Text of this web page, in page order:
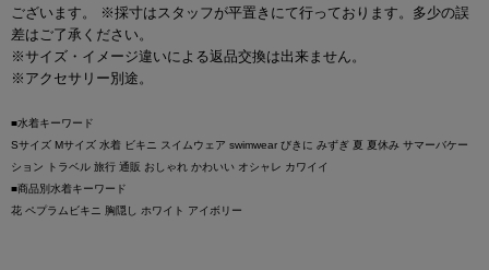
ございます。 ※採寸はスタッフが平置きにて行っております。多少の誤
差はご了承ください。
※サイズ・イメージ違いによる返品交換は出来ません。
※アクセサリー別途。
■水着キーワード
Sサイズ Mサイズ 水着 ビキニ スイムウェア swimwear びきに みずぎ 夏 夏休み サマーバケー
ション トラベル 旅行 通販 おしゃれ かわいい オシャレ カワイイ
■商品別水着キーワード
花 ペプラムビキニ 胸隠し ホワイト アイボリー